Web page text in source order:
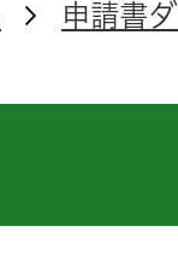
申請書